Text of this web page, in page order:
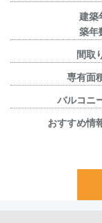
建築
築年
間取
専有面
バルコニ
おすすめ情